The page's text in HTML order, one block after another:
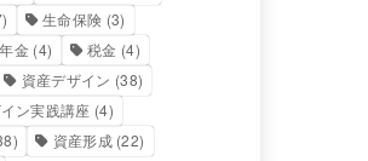
生命保険 (3)
金 (4) 税金 (4)
資産デザイン (38)
ン実践講座 (4)
資産形成(22)